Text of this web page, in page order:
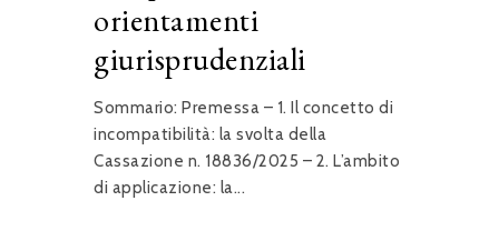
orientamenti
giurisprudenziali
Sommario: Premessa – 1. Il concetto di
incompatibilità: la svolta della
Cassazione n. 18836/2025 – 2. L’ambito
di applicazione: la...